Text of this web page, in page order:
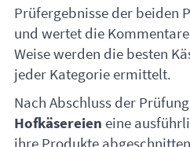
Prüfergebnisse der beiden
und wertet die
Weise werden die besten
jeder Kategorie ermittelt.
Nach Abschluss der
Hofkäsereien eine
ihre Produkte